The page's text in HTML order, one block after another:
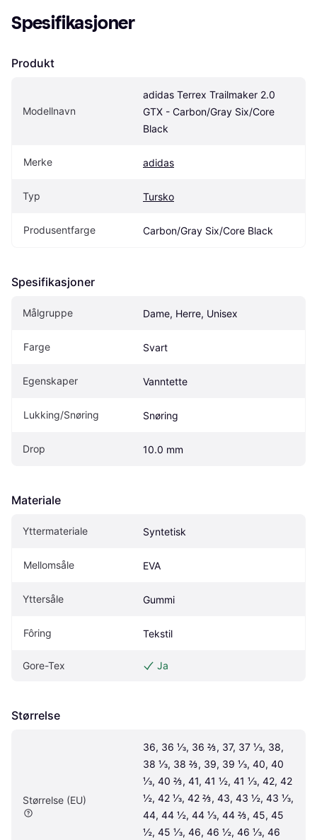
Spesifikasjoner
Produkt
Modellnavn
adidas Terrex Trailmaker 2.0
GTX - Carbon/Gray Six/Core
Black
Merke adidas
Typ Tursko
Produsentfarge Carbon/Gray Six/Core Black
Spesifikasjoner
Målgruppe Dame, Herre, Unisex
Farge Svart
Egenskaper Vanntette
Lukking/Snøring Snøring
Drop 10.0 mm
Materiale
Yttermateriale Syntetisk
Mellomsåle EVA
Yttersåle Gummi
Fôring Tekstil
Gore-Tex Ja
Størrelse
Størrelse (EU)
36, 36 ⅓, 36 ⅔, 37, 37 ⅓, 38,
38 ⅓, 38 ⅔, 39, 39 ⅓, 40, 40
⅓, 40 ⅔, 41, 41 ½, 41 ⅓, 42, 42
½, 42 ⅓, 42 ⅔, 43, 43 ½, 43 ⅓,
44, 44 ½, 44 ⅓, 44 ⅔, 45, 45
½, 45 ⅓, 46, 46 ½, 46 ⅓, 46